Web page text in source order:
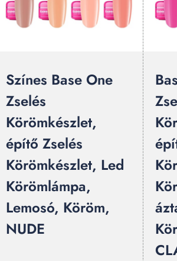
Színes Base One
Zselés
Körömkészlet,
építő Zselés
Körömkészlet, Led
Körömlámpa,
Lemosó, Köröm,
NUDE